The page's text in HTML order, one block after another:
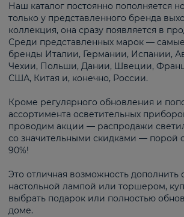
Наш каталог постоянно пополняется
только у представленного бренда
коллекция, она сразу появляется в
Среди представленных марок —
бренды Италии, Германии, Испании,
Чехии, Польши, Дании, Швеции,
США, Китая и, конечно, России.
Кроме регулярного обновления и
ассортимента осветительных
проводим акции — распродажи
со значительными скидками — порой
90%!
Это отличная возможность дополнить
настольной лампой или торшером,
выбрать подарок или полностью
доме.